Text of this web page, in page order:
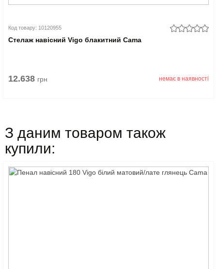
Код товару: 10120955
Стелаж навісний Vigo блакитний Cama
12.638 грн немає в наявності
З даним товаром також
купили: